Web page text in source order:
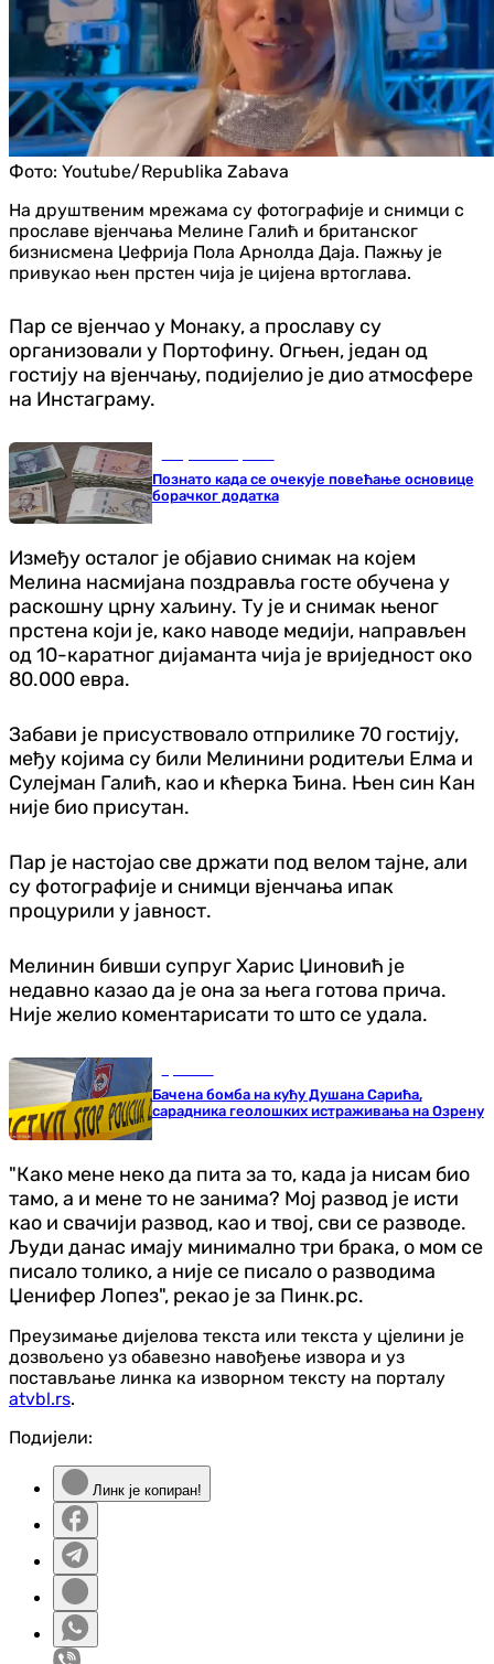
Фото: Youtube/Republika Zabava
На друштвеним мрежама су фотографије и снимци с
прославе вјенчања Мелине Галић и британског
бизнисмена Џефрија Пола Арнолда Даја. Пажњу је
привукао њен прстен чија је цијена вртоглава.
Пар се вјенчао у Монаку, а прославу су
организовали у Портофину. Огњен, један од
гостију на вјенчању, подијелио је дио атмосфере
на Инстаграму.
Познато када се очекује повећање основице
борачког додатка
Између осталог је објавио снимак на којем
Мелина насмијана поздравља госте обучена у
раскошну црну хаљину. Ту је и снимак њеног
прстена који је, како наводе медији, направљен
од 10-каратног дијаманта чија је вриједност око
80.000 евра.
Забави је присуствовало отприлике 70 гостију,
међу којима су били Мелинини родитељи Елма и
Сулејман Галић, као и кћерка Ђина. Њен син Кан
није био присутан.
Пар је настојао све држати под велом тајне, али
су фотографије и снимци вјенчања ипак
процурили у јавност.
Мелинин бивши супруг Харис Џиновић је
недавно казао да је она за њега готова прича.
Није желио коментарисати то што се удала.
Бачена бомба на кућу Душана Сарића,
сарадника геолошких истраживања на Озрену
"Како мене неко да пита за то, када ја нисам био
тамо, а и мене то не занима? Мој развод је исти
као и свачији развод, као и твој, сви се разводе.
Људи данас имају минимално три брака, о мом се
писало толико, а није се писало о разводима
Џенифер Лопез", рекао је за Пинк.рс.
Преузимање дијелова текста или текста у цјелини је
дозвољено уз обавезно навођење извора и уз
постављање линка ка изворном тексту на порталу
atvbl.rs.
Подијели:
Линк је копиран!